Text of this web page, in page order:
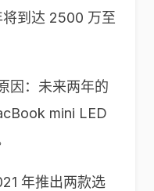
到达 2500 万至
因：未来两年的
mini LED
年推出两款选